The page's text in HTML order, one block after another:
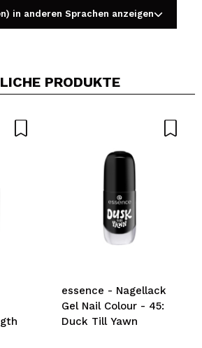
Video oder Foto teilen
in anderen Sprachen anzeigen
PRODUKTE
essence - Nagellack
Gel Nail Colour - 45:
Duck Till Yawn